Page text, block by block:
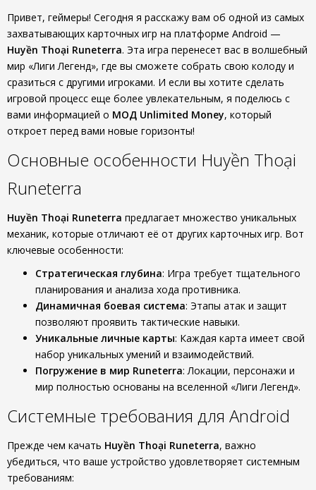
Привет, геймеры! Сегодня я расскажу вам об одной из самых
захватывающих карточных игр на платформе Android —
Huyền Thoại Runeterra. Эта игра перенесет вас в волшебный
мир «Лиги Легенд», где вы сможете собрать свою колоду и
сразиться с другими игроками. И если вы хотите сделать
игровой процесс еще более увлекательным, я поделюсь с
вами информацией о МОД Unlimited Money, который
откроет перед вами новые горизонты!
Основные особенности Huyền Thoại
Runeterra
Huyền Thoại Runeterra предлагает множество уникальных
механик, которые отличают её от других карточных игр. Вот
ключевые особенности:
Стратегическая глубина: Игра требует тщательного
планирования и анализа хода противника.
Динамичная боевая система: Этапы атак и защит
позволяют проявить тактические навыки.
Уникальные личные карты: Каждая карта имеет свой
набор уникальных умений и взаимодействий.
Погружение в мир Runeterra: Локации, персонажи и
мир полностью основаны на вселенной «Лиги Легенд».
Системные требования для Android
Прежде чем качать Huyền Thoại Runeterra, важно
убедиться, что ваше устройство удовлетворяет системным
требованиям: